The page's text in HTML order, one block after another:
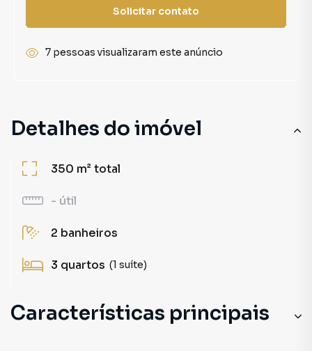
Detalhes do imóvel
350 m²total
- útil
2 banheiros
3 quartos (1 suíte)
Características principais
Solicitar contato
7 pessoas visualizaram este anúncio